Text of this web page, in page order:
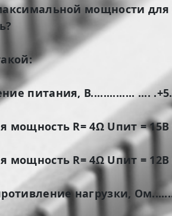
мощности для
питания, В.............. ....
мощность R= 4Ω Uпит = 15В
мощность R= 4Ω Uпит = 12В
нагрузки,